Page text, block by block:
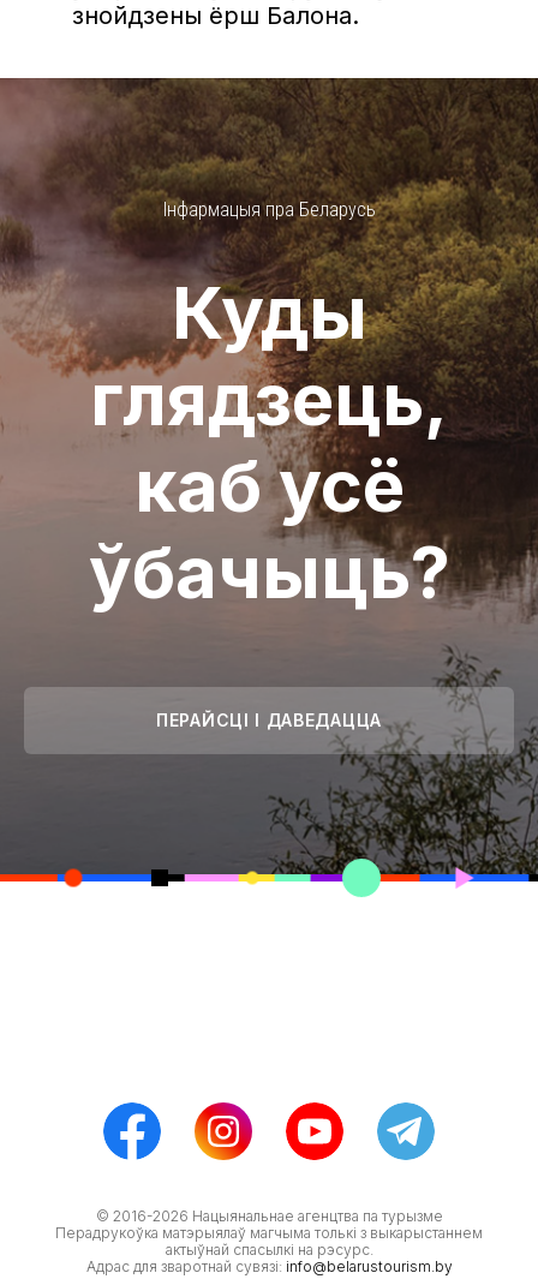
знойдзены ёрш Балона.
Інфармацыя пра Беларусь
Куды
глядзець,
каб усё
ўбачыць?
ПЕРАЙСЦІ І ДАВЕДАЦЦА
© 2016-2026 Нацыянальнае агенцтва па турызме
Перадрукоўка матэрыялаў магчыма толькі з выкарыстаннем
актыўнай спасылкі на рэсурс.
Адрас для зваротнай сувязі: info@belarustourism.by